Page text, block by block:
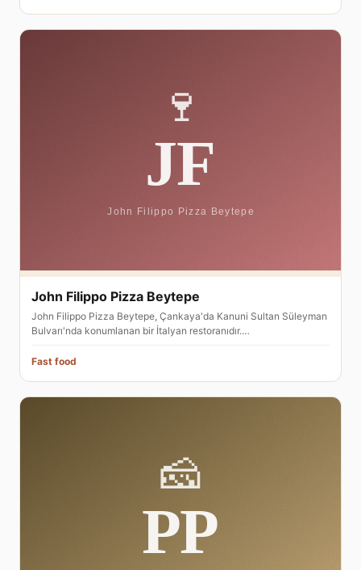
John Filippo Pizza Beytepe
John Filippo Pizza Beytepe, Çankaya'da Kanuni Sultan Süleyman
Bulvarı'nda konumlanan bir İtalyan restoranıdır.…
Fast food